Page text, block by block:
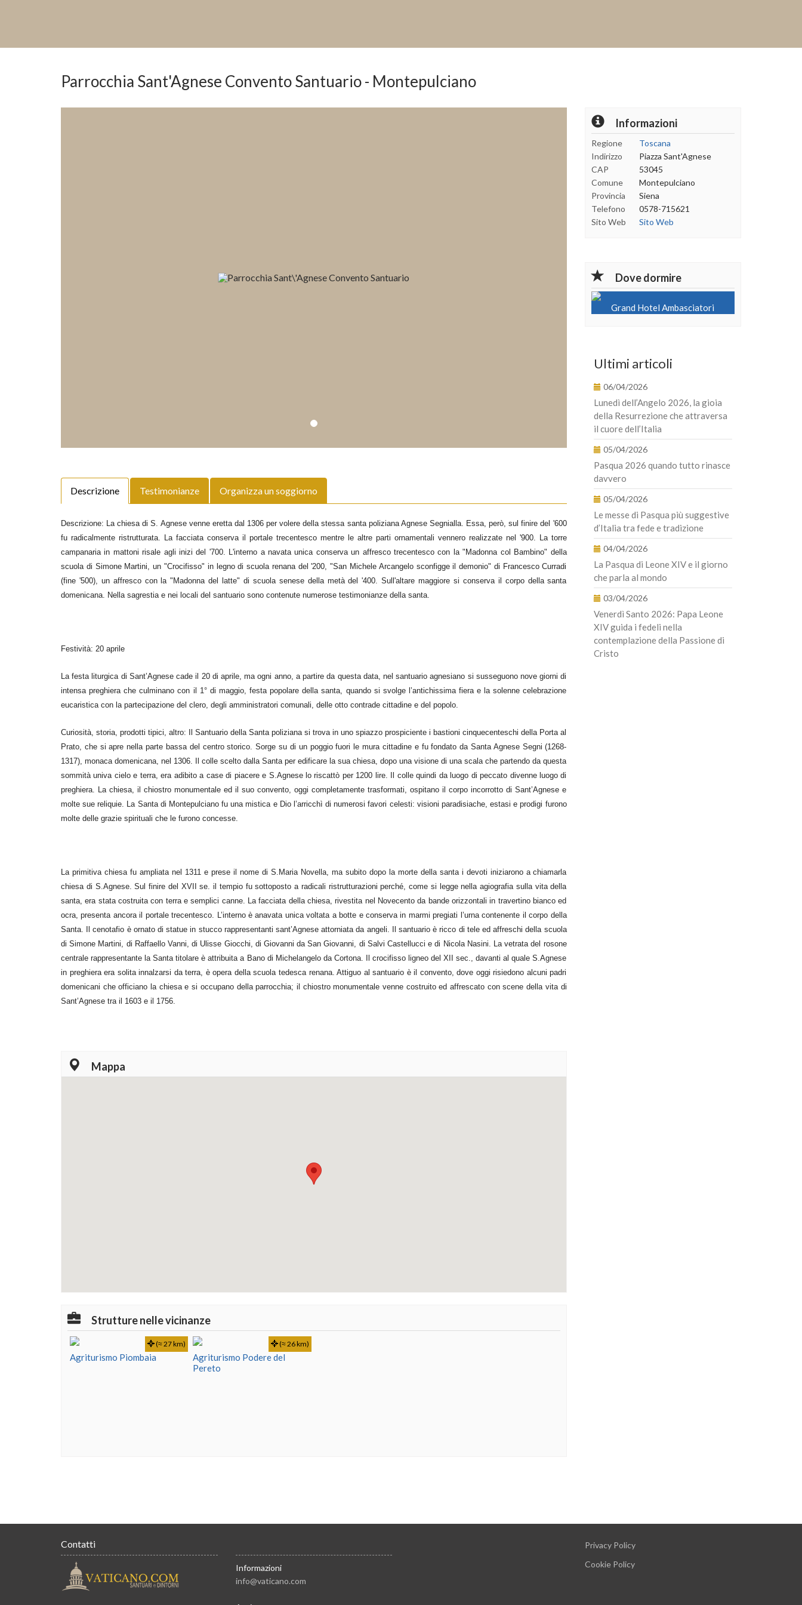
Parrocchia Sant'Agnese Convento Santuario - Montepulciano
Descrizione Testimonianze Organizza un soggiorno
Descrizione: La chiesa di S. Agnese venne eretta dal 1306 per volere della stessa santa poliziana Agnese Segnialla. Essa, però, sul finire del '600
fu radicalmente ristrutturata. La facciata conserva il portale trecentesco mentre le altre parti ornamentali vennero realizzate nel '900. La torre
campanaria in mattoni risale agli inizi del '700. L'interno a navata unica conserva un affresco trecentesco con la "Madonna col Bambino" della
scuola di Simone Martini, un "Crocifisso" in legno di scuola renana del '200, "San Michele Arcangelo sconfigge il demonio" di Francesco Curradi
(fine '500), un affresco con la "Madonna del latte" di scuola senese della metà del '400. Sull'altare maggiore si conserva il corpo della santa
domenicana. Nella sagrestia e nei locali del santuario sono contenute numerose testimonianze della santa.
Festività: 20 aprile
La festa liturgica di Sant’Agnese cade il 20 di aprile, ma ogni anno, a partire da questa data, nel santuario agnesiano si susseguono nove giorni di
intensa preghiera che culminano con il 1° di maggio, festa popolare della santa, quando si svolge l’antichissima fiera e la solenne celebrazione
eucaristica con la partecipazione del clero, degli amministratori comunali, delle otto contrade cittadine e del popolo.
Curiosità, storia, prodotti tipici, altro: Il Santuario della Santa poliziana si trova in uno spiazzo prospiciente i bastioni cinquecenteschi della Porta al
Prato, che si apre nella parte bassa del centro storico. Sorge su di un poggio fuori le mura cittadine e fu fondato da Santa Agnese Segni (1268-
1317), monaca domenicana, nel 1306. Il colle scelto dalla Santa per edificare la sua chiesa, dopo una visione di una scala che partendo da questa
sommità univa cielo e terra, era adibito a case di piacere e S.Agnese lo riscattò per 1200 lire. Il colle quindi da luogo di peccato divenne luogo di
preghiera. La chiesa, il chiostro monumentale ed il suo convento, oggi completamente trasformati, ospitano il corpo incorrotto di Sant’Agnese e
molte sue reliquie. La Santa di Montepulciano fu una mistica e Dio l’arricchì di numerosi favori celesti: visioni paradisiache, estasi e prodigi furono
molte delle grazie spirituali che le furono concesse.
La primitiva chiesa fu ampliata nel 1311 e prese il nome di S.Maria Novella, ma subito dopo la morte della santa i devoti iniziarono a chiamarla
chiesa di S.Agnese. Sul finire del XVII se. il tempio fu sottoposto a radicali ristrutturazioni perché, come si legge nella agiografia sulla vita della
santa, era stata costruita con terra e semplici canne. La facciata della chiesa, rivestita nel Novecento da bande orizzontali in travertino bianco ed
ocra, presenta ancora il portale trecentesco. L’interno è anavata unica voltata a botte e conserva in marmi pregiati l’urna contenente il corpo della
Santa. Il cenotafio è ornato di statue in stucco rappresentanti sant’Agnese attorniata da angeli. Il santuario è ricco di tele ed affreschi della scuola
di Simone Martini, di Raffaello Vanni, di Ulisse Giocchi, di Giovanni da San Giovanni, di Salvi Castellucci e di Nicola Nasini. La vetrata del rosone
centrale rappresentante la Santa titolare è attribuita a Bano di Michelangelo da Cortona. Il crocifisso ligneo del XII sec., davanti al quale S.Agnese
in preghiera era solita innalzarsi da terra, è opera della scuola tedesca renana. Attiguo al santuario è il convento, dove oggi risiedono alcuni padri
domenicani che officiano la chiesa e si occupano della parrocchia; il chiostro monumentale venne costruito ed affrescato con scene della vita di
Sant’Agnese tra il 1603 e il 1756.
Mappa
Strutture nelle vicinanze
Agriturismo Piombaia
(≈ 27 km)
Agriturismo Podere del
Pereto
(≈ 26 km)
Informazioni
Regione
Toscana
Indirizzo
Piazza Sant'Agnese
CAP
53045
Comune
Montepulciano
Provincia
Siena
Telefono
0578-715621
Sito Web
Sito Web
Dove dormire
Grand Hotel Ambasciatori
Ultimi articoli
06/04/2026
Lunedì dell’Angelo 2026, la gioia
della Resurrezione che attraversa
il cuore dell’Italia
05/04/2026
Pasqua 2026 quando tutto rinasce
davvero
05/04/2026
Le messe di Pasqua più suggestive
d’Italia tra fede e tradizione
04/04/2026
La Pasqua di Leone XIV e il giorno
che parla al mondo
03/04/2026
Venerdì Santo 2026: Papa Leone
XIV guida i fedeli nella
contemplazione della Passione di
Cristo
Contatti
Informazioni
info@vaticano.com
Privacy Policy
Cookie Policy